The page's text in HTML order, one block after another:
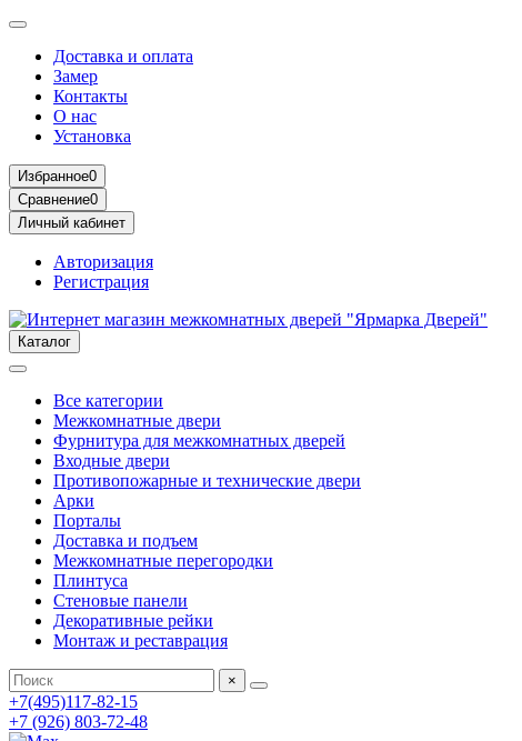
Доставка и оплата
Замер
Контакты
О нас
Установка
Избранное0
Сравнение0
Личный кабинет
Авторизация
Регистрация
Каталог
Все категории
Межкомнатные двери
Фурнитура для межкомнатных дверей
Входные двери
Противопожарные и технические двери
Арки
Порталы
Доставка и подъем
Межкомнатные перегородки
Плинтуса
Стеновые панели
Декоративные рейки
Монтаж и реставрация
×
+7(495)117-82-15
+7 (926) 803-72-48